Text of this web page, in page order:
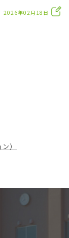
2026年02月18日
）